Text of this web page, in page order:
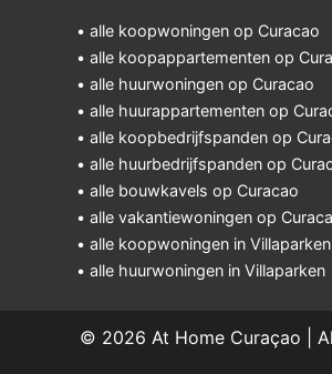
• alle koopwoningen op Curacao
• alle koopappartementen op
• alle huurwoningen op Curacao
• alle huurappartementen op
• alle koopbedrijfspanden op
• alle huurbedrijfspanden op
• alle bouwkavels op Curacao
• alle vakantiewoningen op
• alle koopwoningen in
• alle huurwoningen in Villaparken
© 2026 At Home Curaçao |